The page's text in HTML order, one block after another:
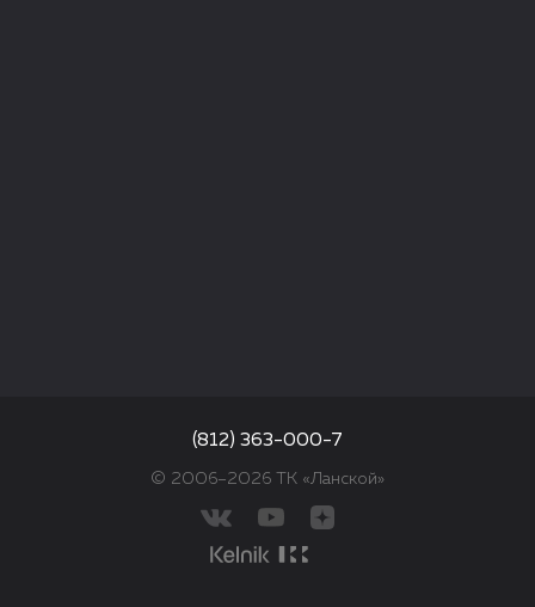
© 2006–2026 ТК «Ланской»
(812) 363-000-7